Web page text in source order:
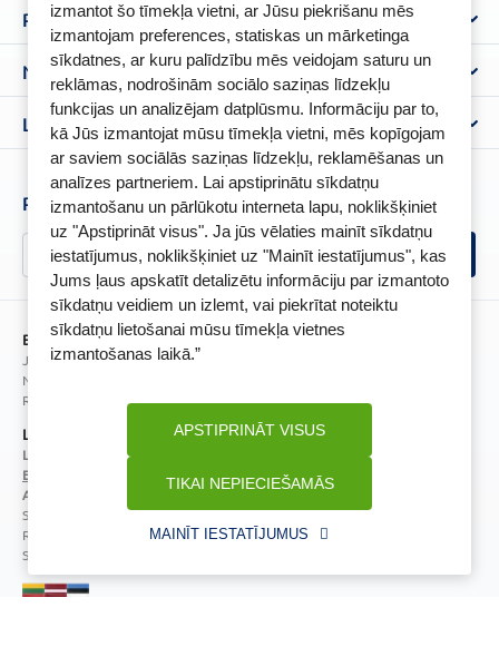
izmantot šo tīmekļa vietni, ar Jūsu piekrišanu mēs
izmantojam preferences, statiskas un mārketinga
sīkdatnes, ar kuru palīdzību mēs veidojam saturu un
reklāmas, nodrošinām sociālo saziņas līdzekļu
funkcijas un analizējam datplūsmu. Informāciju par to,
kā Jūs izmantojat mūsu tīmekļa vietni, mēs kopīgojam
ar saviem sociālās saziņas līdzekļu, reklamēšanas un
analīzes partneriem. Lai apstiprinātu sīkdatņu
izmantošanu un pārlūkotu interneta lapu, noklikšķiniet
uz "Apstiprināt visus". Ja jūs vēlaties mainīt sīkdatņu
iestatījumus, noklikšķiniet uz "Mainīt iestatījumus", kas
Jums ļaus apskatīt detalizētu informāciju par izmantoto
sīkdatņu veidiem un izlemt, vai piekrītat noteiktu
sīkdatņu lietošanai mūsu tīmekļa vietnes
izmantošanas laikā.”
TIKAI NEPIECIEŠAMĀS
APSTIPRINĀT VISUS
MAINĪT IESTATĪJUMUS
Par BENU
Benu Blogs
Aptiekas
Palīdzība un informācija
BENU Aptieka kontakti
Piegāde
Biežāk uzdotie jautājumi
Kā iepirkties
Noteikumi
Lietošanas noteikumi
Atteikuma tiesību veidlapa
Privātuma politika
Sīkfailu politika
Videonovērošanas politika
Lojalitātes programma
BENU karte
Senioru priekšrocības
Īpašās priekšrocības
BENU lietotne
BENU lojalitātes programmas noteikumi
Piesakies un esi pirmais, kas uzzina BENU jaunumus!
BENU Aptieka Latvija, SIA
Juridiskā adrese / Faktiskā adrese:
Noliktavu iela 5, Dreiliņi, Stopiņu novads, LV-2130
Reģistrācijas Nr.: 40003252167
Licence
Licences numurs:
E-aptiekas kontakti
Aptiekas vadītāja:
Sertificēta farmaceite: Jeļena Gončarova
Reģistrācijas Nr.: F-0834
Sertifikāta Nr.: 092.2020